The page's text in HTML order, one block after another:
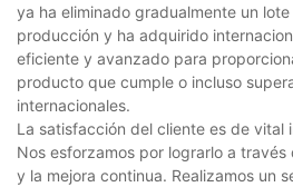
ya ha eliminado gradualmente un
producción y ha adquirido
eficiente y avanzado para
producto que cumple o incluso
internacionales.
La satisfacción del cliente es de vital
Nos esforzamos por lograrlo a
y la mejora continua. Realizamos un